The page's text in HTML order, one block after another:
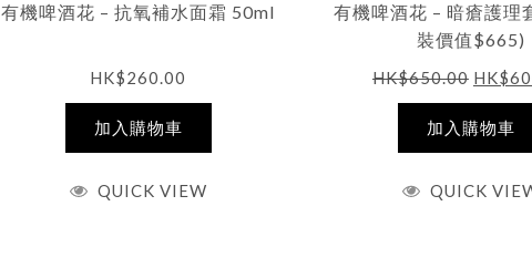
有機啤酒花 – 抗氧補水面霜 50ml
HK$260.00
加入購物車
QUICK VIEW
有機啤酒花 – 暗瘡護理
裝價值$665)
HK$650.00 HK$
加入購物車
QUICK